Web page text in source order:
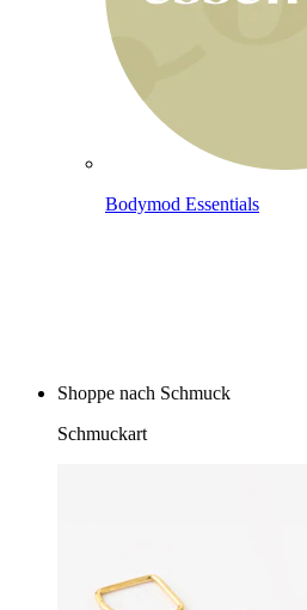
Bodymod Essentials
Shoppe nach Schmuck
Schmuckart